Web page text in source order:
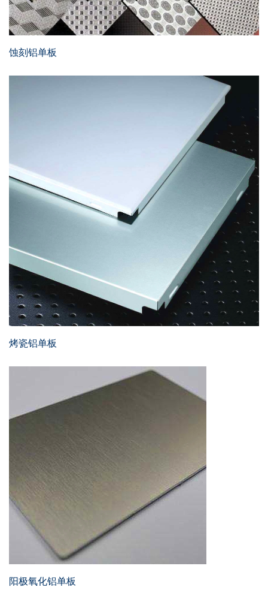
蚀刻铝单板
烤瓷铝单板
阳极氧化铝单板